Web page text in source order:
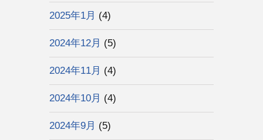
2025年1月 (4)
2024年12月 (5)
2024年11月 (4)
2024年10月 (4)
2024年9月 (5)